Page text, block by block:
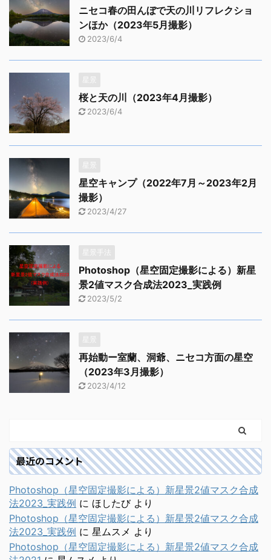
ニセコ春の田んぼで天の川リフレクショ
ンほか（2023年5月撮影）
2023/6/4
星景
桜と天の川（2023年4月撮影）
2023/6/4
星景
星空キャンプ（2022年7月～2023年2月
撮影）
2023/4/27
星景手法
Photoshop（星空固定撮影による）新星
景2値マスク合成法2023_実践例
2023/5/2
星景
再始動ー室蘭、洞爺、ニセコ方面の星空
（2023年3月撮影）
2023/4/12
最近のコメント
Photoshop（星空固定撮影による）新星景2値マスク合成
法2023_実践例 に ほしたびより
Photoshop（星空固定撮影による）新星景2値マスク合成
法2023_実践例 に 星ムスメ より
Photoshop（星空固定撮影による）新星景2値マスク合成